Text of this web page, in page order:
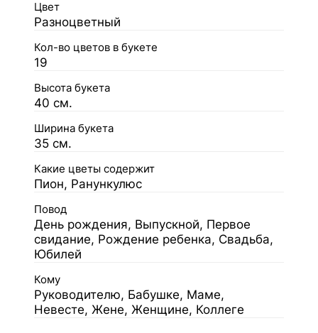
Цвет
Разноцветный
Кол-во цветов в букете
19
Высота букета
40 см.
Ширина букета
35 см.
Какие цветы содержит
Пион, Ранункулюс
Повод
День рождения, Выпускной, Первое
свидание, Рождение ребенка, Свадьба,
Юбилей
Кому
Руководителю, Бабушке, Маме,
Невесте, Жене, Женщине, Коллеге